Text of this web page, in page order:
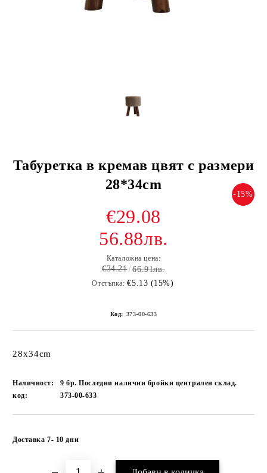
Табуретка в кремав цвят с размери
28*34cm
-15%
€29.08
56.88лв.
Каталожна цена:
€34.21 66.91лв.
Отстъпка: €5.13 (15%)
Код: 373-00-633
28x34cm
Наличност:
9 бр. Последни налични бройки централен склад.
код:
373-00-633
Доставка 7- 10 дни